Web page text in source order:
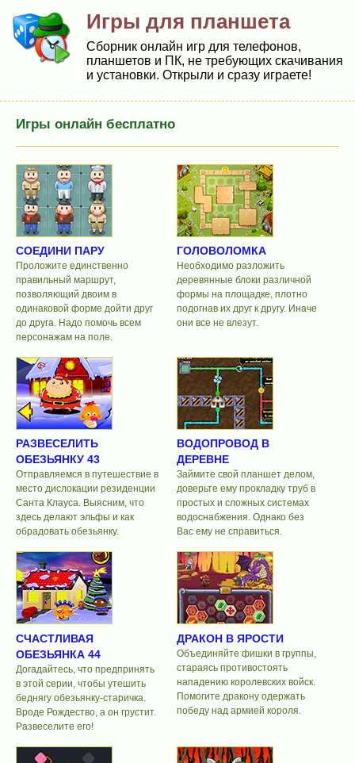
Игры для планшета
Сборник онлайн игр для телефонов,
планшетов и ПК, не требующих скачивания
и установки. Открыли и сразу играете!
Игры онлайн бесплатно
СОЕДИНИ ПАРУ
Проложите единственно
правильный маршрут,
позволяющий двоим в
одинаковой форме дойти друг
до друга. Надо помочь всем
персонажам на поле.
ГОЛОВОЛОМКА
Необходимо разложить
деревянные блоки различной
формы на площадке, плотно
подогнав их друг к другу. Иначе
они все не влезут.
РАЗВЕСЕЛИТЬ
ОБЕЗЬЯНКУ 43
Отправляемся в путешествие в
место дислокации резиденции
Санта Клауса. Выясним, что
здесь делают эльфы и как
обрадовать обезьянку.
ВОДОПРОВОД В
ДЕРЕВНЕ
Займите свой планшет делом,
доверьте ему прокладку труб в
простых и сложных системах
водоснабжения. Однако без
Вас ему не справиться.
СЧАСТЛИВАЯ
ОБЕЗЬЯНКА 44
Догадайтесь, что предпринять
в этой серии, чтобы утешить
беднягу обезьянку-старичка.
Вроде Рождество, а он грустит.
Развеселите его!
ДРАКОН В ЯРОСТИ
Объединяйте фишки в группы,
стараясь противостоять
нападению королевских войск.
Помогите дракону одержать
победу над армией короля.